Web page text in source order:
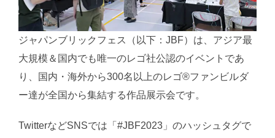
ジャパンブリックフェス（以下：JBF）は、アジア最
大規模＆国内でも唯一のレゴ社公認のイベントであ
り、国内・海外から300名以上のレゴ®ファンビルダ
ー達が全国から集結する作品展示会です。
TwitterなどSNSでは「#JBF2023」のハッシュタグで